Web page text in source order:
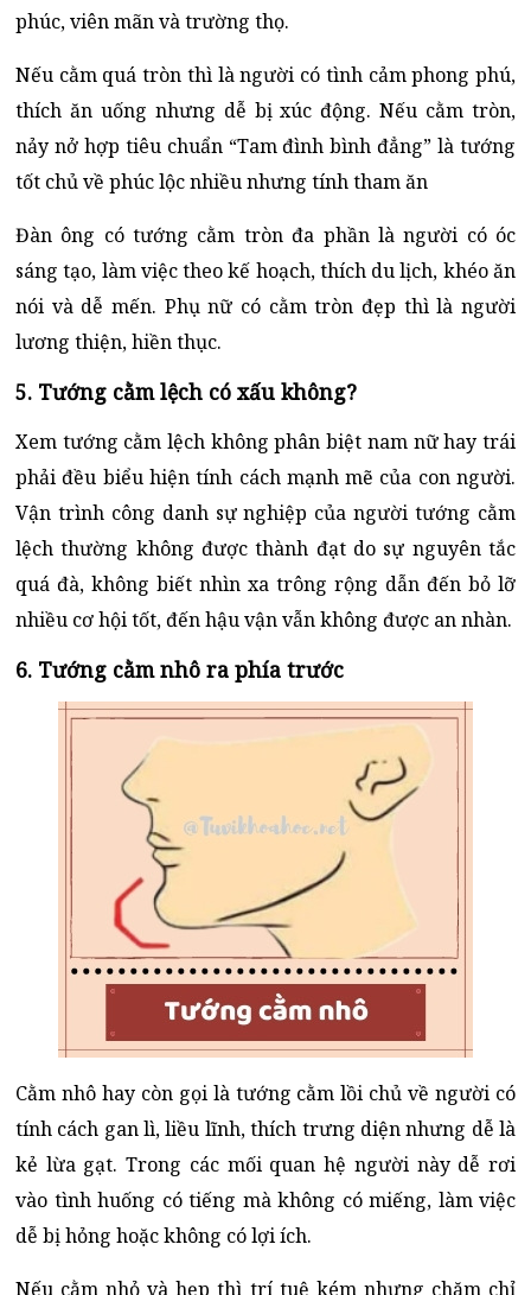
phúc, viên mãn và trường thọ.
Nếu cằm quá tròn thì là người có tình cảm phong phú,
thích ăn uống nhưng dễ bị xúc động. Nếu cằm tròn,
nảy nở hợp tiêu chuẩn “Tam đình bình đẳng” là tướng
tốt chủ về phúc lộc nhiều nhưng tính tham ăn
Đàn ông có tướng cằm tròn đa phần là người có óc
sáng tạo, làm việc theo kế hoạch, thích du lịch, khéo ăn
nói và dễ mến. Phụ nữ có cằm tròn đẹp thì là người
lương thiện, hiền thục.
5. Tướng cằm lệch có xấu không?
Xem tướng cằm lệch không phân biệt nam nữ hay trái
phải đều biểu hiện tính cách mạnh mẽ của con người.
Vận trình công danh sự nghiệp của người tướng cằm
lệch thường không được thành đạt do sự nguyên tắc
quá đà, không biết nhìn xa trông rộng dẫn đến bỏ lỡ
nhiều cơ hội tốt, đến hậu vận vẫn không được an nhàn.
6. Tướng cằm nhô ra phía trước
Cằm nhô hay còn gọi là tướng cằm lồi chủ về người có
tính cách gan lì, liều lĩnh, thích trưng diện nhưng dễ là
kẻ lừa gạt. Trong các mối quan hệ người này dễ rơi
vào tình huống có tiếng mà không có miếng, làm việc
dễ bị hỏng hoặc không có lợi ích.
Nếu cằm nhỏ và hẹp thì trí tuệ kém nhưng chăm chỉ